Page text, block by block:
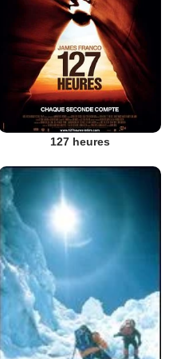
127 heures